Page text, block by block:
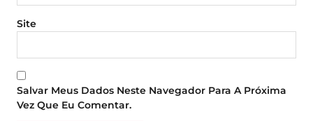
Site
Salvar Meus Dados Neste Navegador Para A Próxima
Vez Que Eu Comentar.